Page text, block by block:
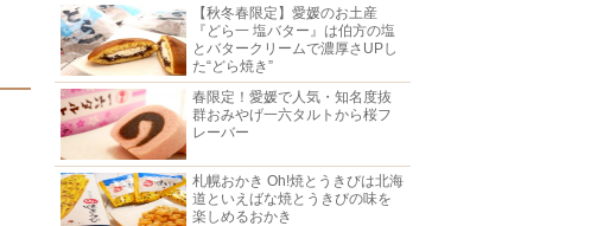
【秋冬春限定】愛媛のお土産
『どら一 塩バター』は伯方の塩
とバタークリームで濃厚さUPし
た“どら焼き”
春限定！愛媛で人気・知名度抜
群おみやげ一六タルトから桜フ
レーバー
札幌おかき Oh!焼とうきびは北海
道といえばな焼とうきびの味を
楽しめるおかき